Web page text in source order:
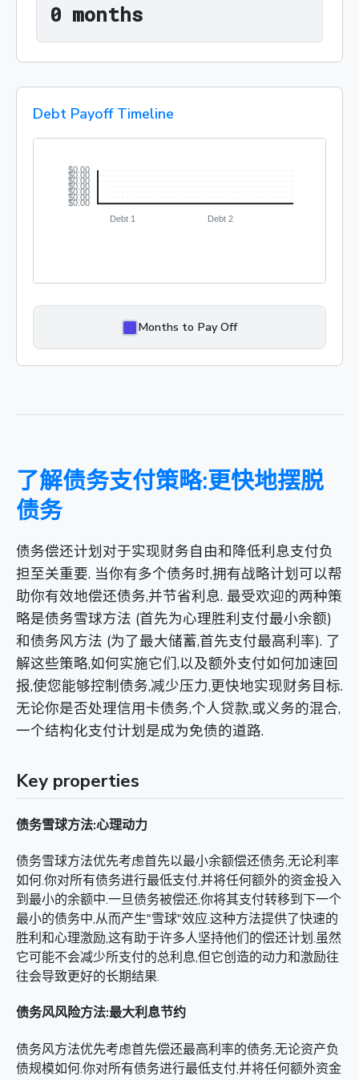
0 months0 months
Debt Payoff Timeline
Months to Pay Off
了解债务支付策略:更快地摆脱
债务
债务偿还计划对于实现财务自由和降低利息支付负
担至关重要. 当你有多个债务时,拥有战略计划可以帮
助你有效地偿还债务,并节省利息. 最受欢迎的两种策
略是债务雪球方法 (首先为心理胜利支付最小余额)
和债务风方法 (为了最大储蓄,首先支付最高利率). 了
解这些策略,如何实施它们,以及额外支付如何加速回
报,使您能够控制债务,减少压力,更快地实现财务目标.
无论你是否处理信用卡债务,个人贷款,或义务的混合,
一个结构化支付计划是成为免债的道路.
Key properties
债务雪球方法:心理动力
债务雪球方法优先考虑首先以最小余额偿还债务,无论利率
如何.你对所有债务进行最低支付,并将任何额外的资金投入
到最小的余额中.一旦债务被偿还,你将其支付转移到下一个
最小的债务中,从而产生"雪球"效应.这种方法提供了快速的
胜利和心理激励,这有助于许多人坚持他们的偿还计划.虽然
它可能不会减少所支付的总利息,但它创造的动力和激励往
往会导致更好的长期结果.
债务风风险方法:最大利息节约
债务风方法优先考虑首先偿还最高利率的债务,无论资产负
债规模如何.你对所有债务进行最低支付,并将任何额外资金